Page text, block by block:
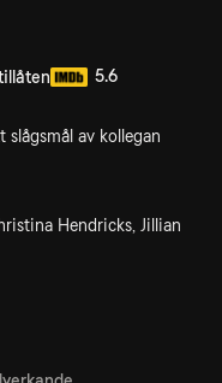
5.6
av kollegan
Hendricks, Jillian